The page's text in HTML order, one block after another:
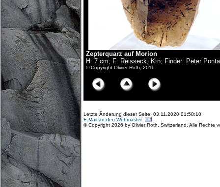
Zepterquarz auf Morion
H: 7 cm; F: Reisseck, Ktn; Finder: Peter
© Copyright Olivier Roth, 2011
Letzte Änderung dieser Seite: 03.11.2020 01:58:10
E-Mail an den Webmaster
© Copyright 2026 by Olivier Roth, Switzerland. Alle Rechte